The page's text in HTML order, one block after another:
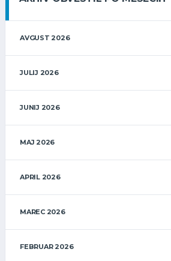
AVGUST 2026
JULIJ 2026
JUNIJ 2026
MAJ 2026
APRIL 2026
MAREC 2026
FEBRUAR 2026